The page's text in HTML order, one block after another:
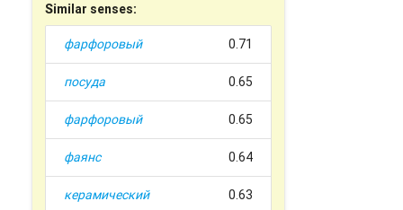
Similar senses:
фарфоровый 0.71
посуда 0.65
фарфоровый 0.65
фаянс 0.64
керамический 0.63